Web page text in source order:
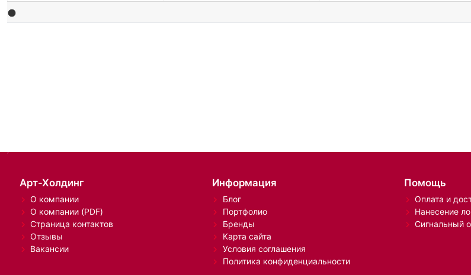
Арт-Холдинг
О компании
О компании (PDF)
Страница контактов
Отзывы
Вакансии
Информация
Блог
Портфолио
Бренды
Карта сайта
Условия соглашения
Политика конфиденциальности
Помощь
Оплата и
Нанесение
Сигнальный